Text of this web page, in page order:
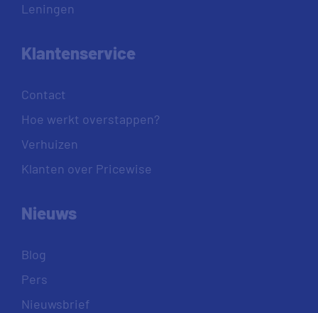
Leningen
Klantenservice
Contact
Hoe werkt overstappen?
Verhuizen
Klanten over Pricewise
Nieuws
Blog
Pers
Nieuwsbrief